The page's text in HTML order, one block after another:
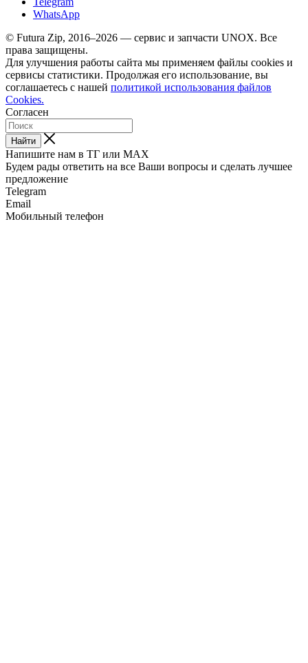
WhatsApp
© Futura Zip, 2016–2026 — сервис и запчасти UNOX. Все
права защищены.
Для улучшения работы сайта мы применяем файлы cookies и
сервисы статистики. Продолжая его использование, вы
соглашаетесь с нашей политикой использования файлов
Cookies.
Согласен
Найти
Напишите нам в ТГ или MAX
Будем рады ответить на все Ваши вопросы и сделать лучшее
предложение
Telegram
Email
Мобильный телефон